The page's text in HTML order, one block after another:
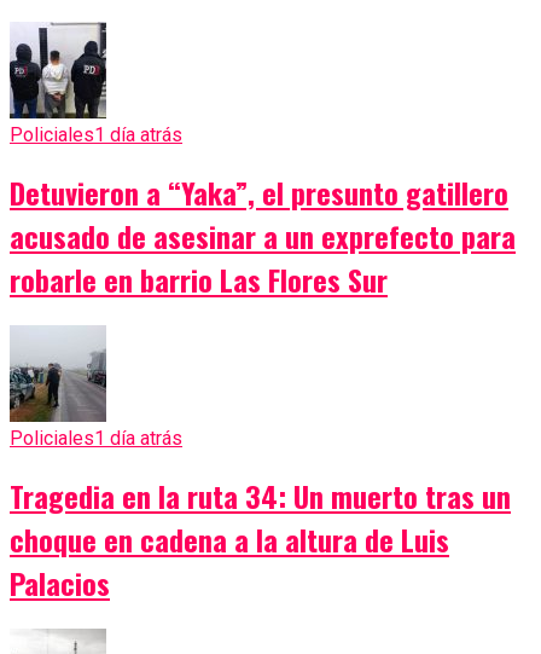
Policiales1 día atrás
Detuvieron a “Yaka”, el presunto gatillero
acusado de asesinar a un exprefecto para
robarle en barrio Las Flores Sur
Policiales1 día atrás
Tragedia en la ruta 34: Un muerto tras un
choque en cadena a la altura de Luis
Palacios